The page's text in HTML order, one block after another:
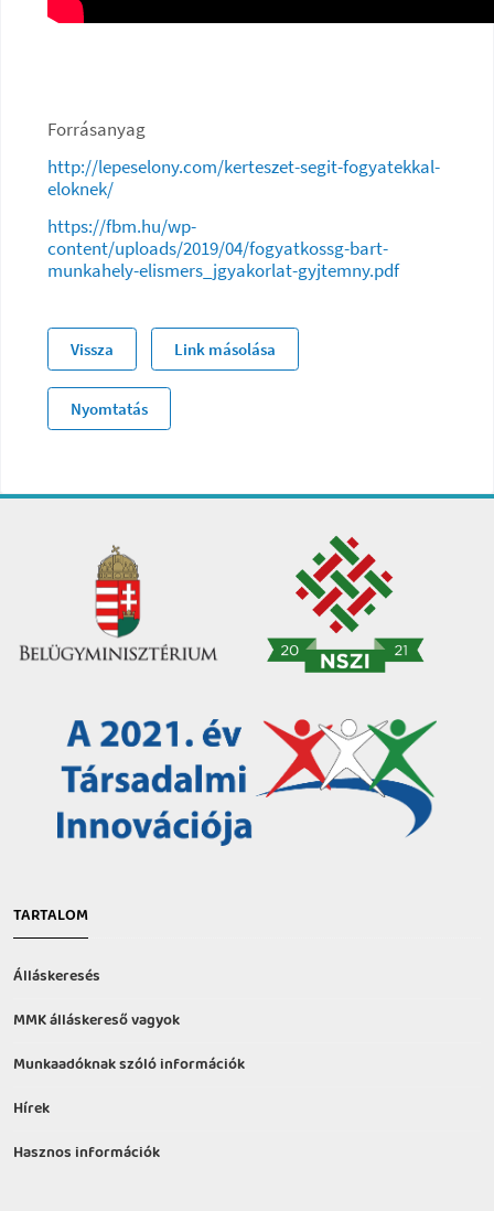
Forrásanyag
http://lepeselony.com/kerteszet-segit-fogyatekkal-
eloknek/
https://fbm.hu/wp-
content/uploads/2019/04/fogyatkossg-bart-
munkahely-elismers_jgyakorlat-gyjtemny.pdf
Vissza Link másolása
Nyomtatás
TARTALOM
Álláskeresés
MMK álláskereső vagyok
Munkaadóknak szóló információk
Hírek
Hasznos információk